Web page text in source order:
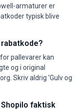
armaturer er
typisk blive
pallevarer kan
og i original
Skriv aldrig 'Gulv og
faktisk